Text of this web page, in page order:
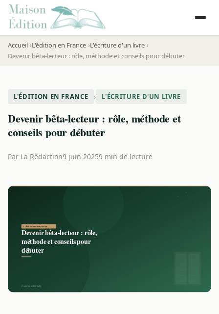
Accueil L'édition en France L'écriture d'un livre
Devenir bêta-lecteur : rôle, méthode et conseils pour débuter
L'ÉDITION EN FRANCE › L'ÉCRITURE D'UN LIVRE
Devenir bêta-lecteur : rôle, méthode et
conseils pour débuter
Par La Rédaction9 juin 20259 min de lecture